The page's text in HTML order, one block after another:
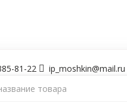
81-22 ip_moshkin@mail.ru